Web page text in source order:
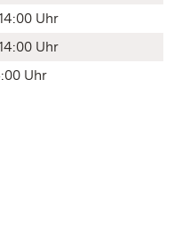
Uhr
Uhr
Uhr